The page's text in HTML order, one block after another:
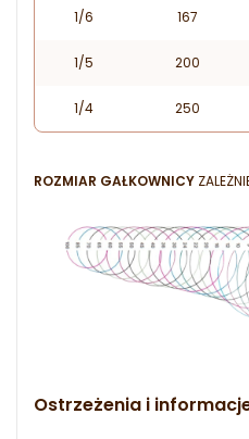
1/6 167
1/5 200
1/4 250
ROZMIAR GAŁKOWNICY
Ostrzeżenia i